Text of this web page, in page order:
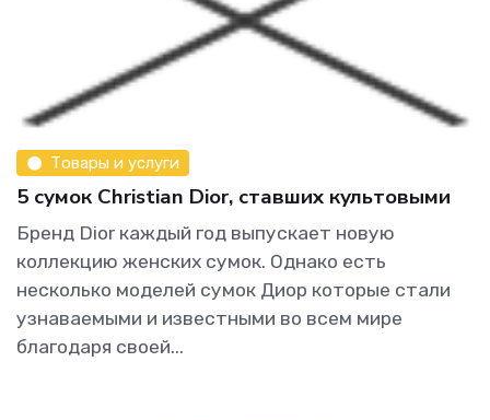
Товары и услуги
5 сумок Christian Dior, ставших культовыми
Бренд Dior каждый год выпускает новую
коллекцию женских сумок. Однако есть
несколько моделей сумок Диор которые стали
узнаваемыми и известными во всем мире
благодаря своей...